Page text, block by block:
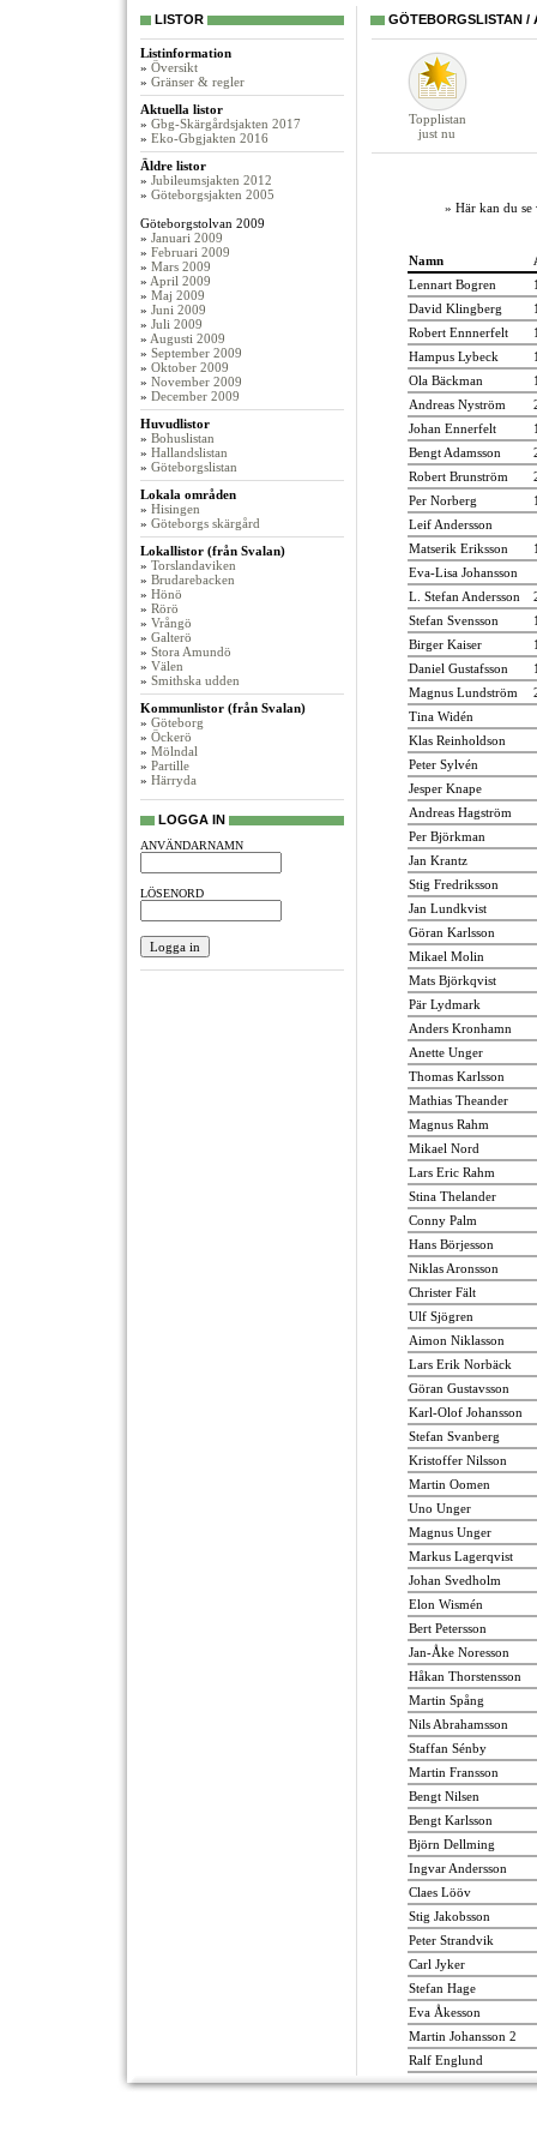
LISTOR
Listinformation
» Översikt
» Gränser & regler
Aktuella listor
» Gbg-Skärgårdsjakten 2017
» Eko-Gbgjakten 2016
Äldre listor
» Jubileumsjakten 2012
» Göteborgsjakten 2005
Göteborgstolvan 2009
» Januari 2009
» Februari 2009
» Mars 2009
» April 2009
» Maj 2009
» Juni 2009
» Juli 2009
» Augusti 2009
» September 2009
» Oktober 2009
» November 2009
» December 2009
Huvudlistor
» Bohuslistan
» Hallandslistan
» Göteborgslistan
Lokala områden
» Hisingen
» Göteborgs skärgård
Lokallistor (från Svalan)
» Torslandaviken
» Brudarebacken
» Hönö
» Rörö
» Vrångö
» Galterö
» Stora Amundö
» Välen
» Smithska udden
Kommunlistor (från Svalan)
» Göteborg
» Öckerö
» Mölndal
» Partille
» Härryda
LOGGA IN
ANVÄNDARNAMN
LÖSENORD
GÖTEBORGSLISTAN /
Topplistan
just nu
» Här kan du se
Namn
Lennart Bogren
David Klingberg
Robert Ennnerfelt
Hampus Lybeck
Ola Bäckman
Andreas Nyström
Johan Ennerfelt
Bengt Adamsson
Robert Brunström
Per Norberg
Leif Andersson
Matserik Eriksson
Eva-Lisa Johansson
L. Stefan Andersson
Stefan Svensson
Birger Kaiser
Daniel Gustafsson
Magnus Lundström
Tina Widén
Klas Reinholdson
Peter Sylvén
Jesper Knape
Andreas Hagström
Per Björkman
Jan Krantz
Stig Fredriksson
Jan Lundkvist
Göran Karlsson
Mikael Molin
Mats Björkqvist
Pär Lydmark
Anders Kronhamn
Anette Unger
Thomas Karlsson
Mathias Theander
Magnus Rahm
Mikael Nord
Lars Eric Rahm
Stina Thelander
Conny Palm
Hans Börjesson
Niklas Aronsson
Christer Fält
Ulf Sjögren
Aimon Niklasson
Lars Erik Norbäck
Göran Gustavsson
Karl-Olof Johansson
Stefan Svanberg
Kristoffer Nilsson
Martin Oomen
Uno Unger
Magnus Unger
Markus Lagerqvist
Johan Svedholm
Elon Wismén
Bert Petersson
Jan-Åke Noresson
Håkan Thorstensson
Martin Spång
Nils Abrahamsson
Staffan Sénby
Martin Fransson
Bengt Nilsen
Bengt Karlsson
Björn Dellming
Ingvar Andersson
Claes Lööv
Stig Jakobsson
Peter Strandvik
Carl Jyker
Stefan Hage
Eva Åkesson
Martin Johansson 2
Ralf Englund